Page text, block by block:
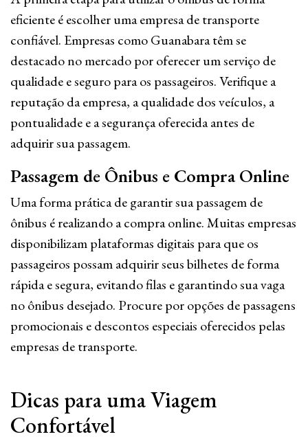
eficiente é escolher uma empresa de transporte
confiável. Empresas como Guanabara têm se
destacado no mercado por oferecer um serviço de
qualidade e seguro para os passageiros. Verifique a
reputação da empresa, a qualidade dos veículos, a
pontualidade e a segurança oferecida antes de
adquirir sua passagem.
Passagem de Ônibus e Compra Online
Uma forma prática de garantir sua passagem de
ônibus é realizando a compra online. Muitas empresas
disponibilizam plataformas digitais para que os
passageiros possam adquirir seus bilhetes de forma
rápida e segura, evitando filas e garantindo sua vaga
no ônibus desejado. Procure por opções de passagens
promocionais e descontos especiais oferecidos pelas
empresas de transporte.
Dicas para uma Viagem
Confortável